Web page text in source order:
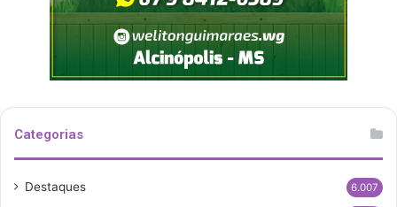
Categorias
Destaques 6.007